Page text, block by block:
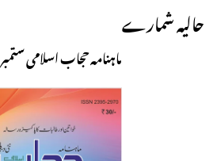
حالیہ شمارے
ماہنامہ حجاب اسلامی ستمبر 2024